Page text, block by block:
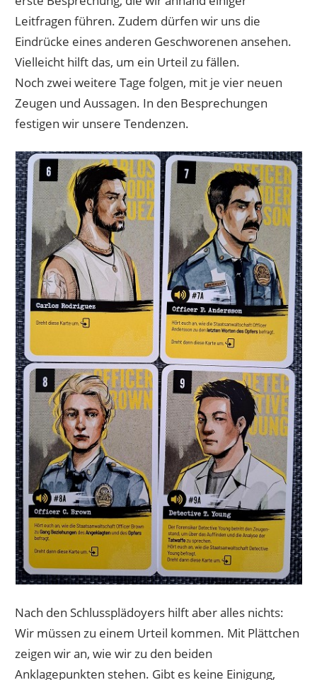
Leitfragen führen. Zudem dürfen wir uns die
Eindrücke eines anderen Geschworenen ansehen.
Vielleicht hilft das, um ein Urteil zu fällen.
Noch zwei weitere Tage folgen, mit je vier neuen
Zeugen und Aussagen. In den Besprechungen
festigen wir unsere Tendenzen.
Nach den Schlussplädoyers hilft aber alles nichts:
Wir müssen zu einem Urteil kommen. Mit Plättchen
zeigen wir an, wie wir zu den beiden
Anklagepunkten stehen. Gibt es keine Einigung,